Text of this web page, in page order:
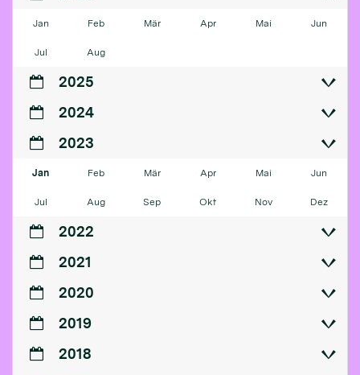
Jan Feb Mär Apr Mai Jun
Jul Aug
2025
2024
2023
Jan Feb Mär Apr Mai Jun
Jul Aug Sep Okt Nov Dez
2022
2021
2020
2019
2018